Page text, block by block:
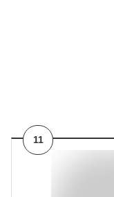
11